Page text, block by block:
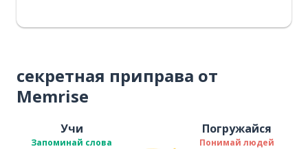
секретная приправа от
Memrise
Учи
Запоминай слова
Погружайся
Понимай людей